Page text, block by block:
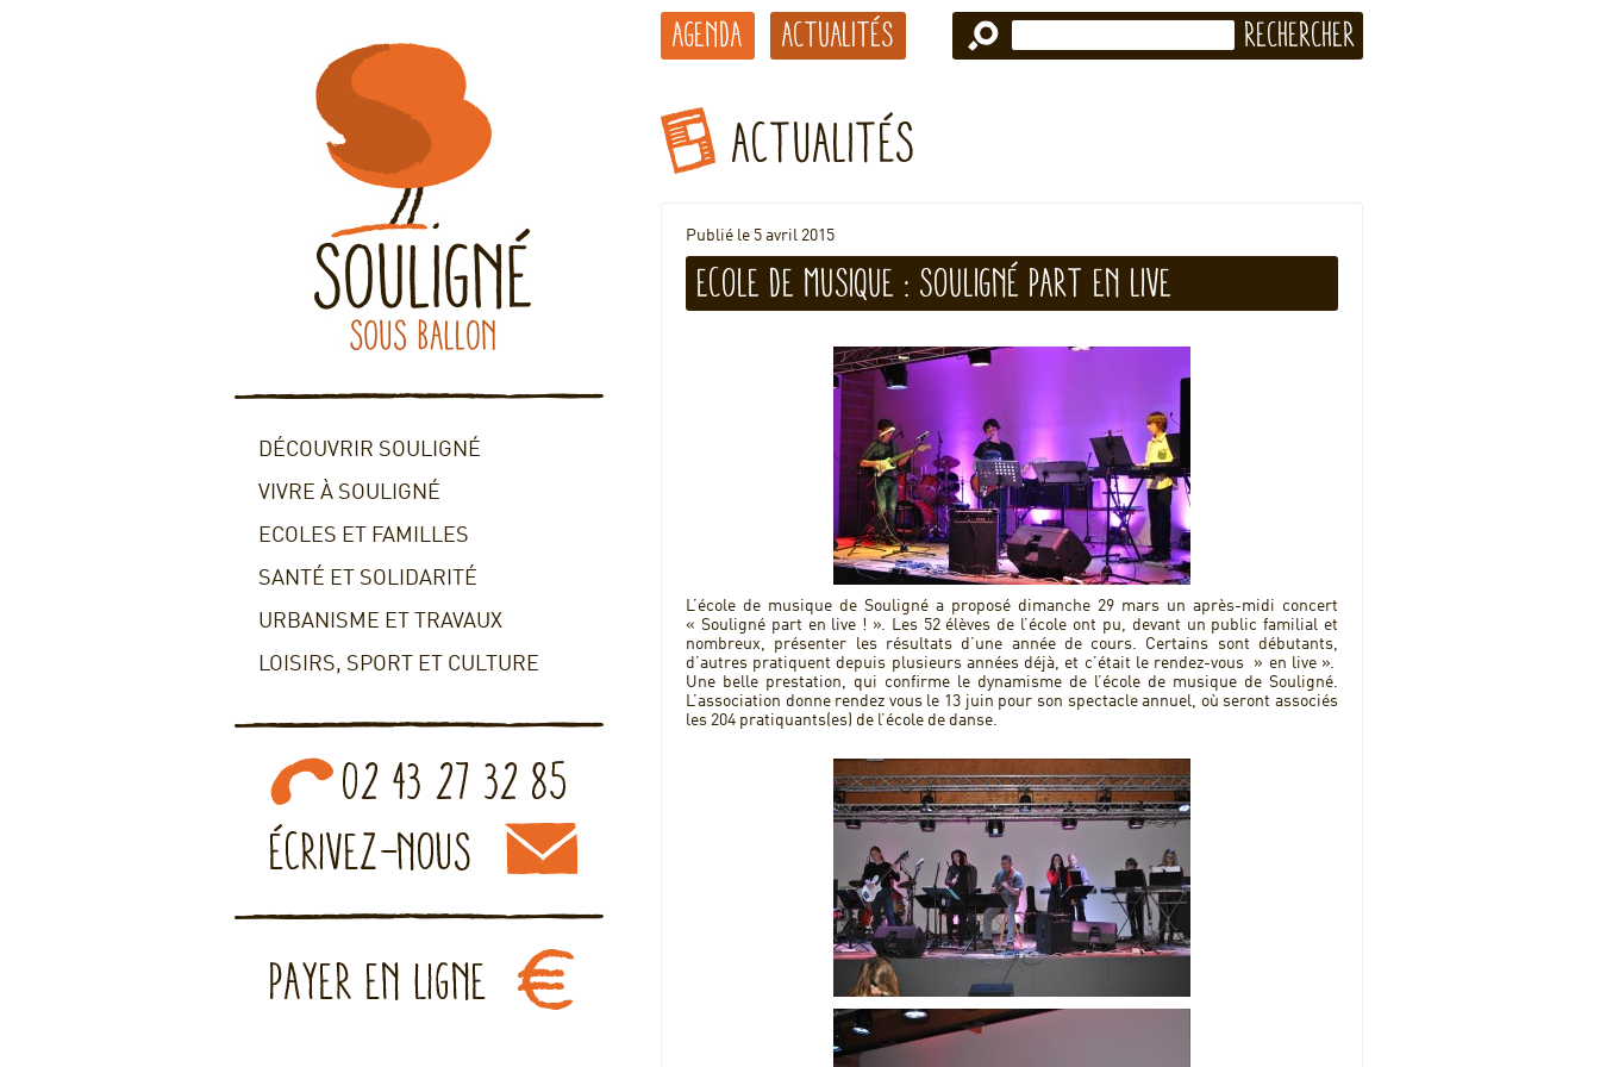
DÉCOUVRIR SOULIGNÉ
VIVRE À SOULIGNÉ
ECOLES ET FAMILLES
SANTÉ ET SOLIDARITÉ
URBANISME ET TRAVAUX
LOISIRS, SPORT ET CULTURE
Agenda Actualités
Actualités
Publié le 5 avril 2015
Ecole de musique : Souligné part en live
L’école de musique de Souligné a proposé dimanche 29 mars un après-midi concert
« Souligné part en live ! ». Les 52 élèves de l’école ont pu, devant un public familial et
nombreux, présenter les résultats d’une année de cours. Certains sont débutants,
d’autres pratiquent depuis plusieurs années déjà, et c’était le rendez-vous » en live ».
Une belle prestation, qui confirme le dynamisme de l’école de musique de Souligné.
L’association donne rendez vous le 13 juin pour son spectacle annuel, où seront associés
les 204 pratiquants(es) de l’école de danse.